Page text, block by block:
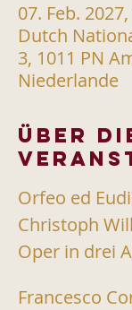
07. Feb.
Dutch
3, 1011 PN
Niederlande
Über
Orfeo ed
Christoph
Oper in drei
Francesco